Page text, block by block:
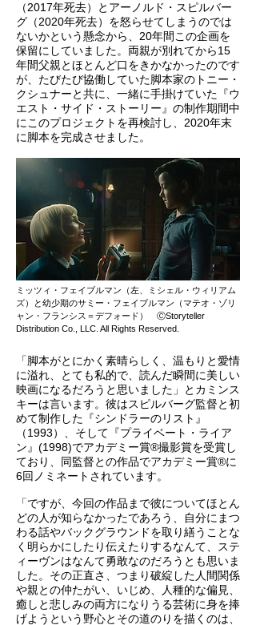
（2017年死去）とアーノルド・スピルバー
グ（2020年死去）を怒らせてしまうのでは
ないかという懸念から、20年間この企画を
保留にしていました。両親が別れてから15
年間父親とほとんど口をきかなかったのです
が、たびたび協働していた脚本家のトニー・
クシュナーと共に、一緒に手掛けていた『ウ
エスト・サイド・ストーリー』の制作期間中
にこのプロジェクトを再検討し、2020年末
に脚本を完成させました。
ミッツィ・フェイブルマン（左、ミシェル・ウィリアム
ズ）と幼少期のサミー・フェイブルマン（マテオ・ゾリ
ャン・フランシス＝デフォード） ⒸStoryteller
Distribution Co., LLC. All Rights Reserved.
「脚本がとにかく素晴らしく、温もりと愛情
に溢れ、とても私的で、読んだ瞬間に美しい
映画になるだろうと思いました」とカミンス
キーは言います。彼はスピルバーグ監督と初
めて制作した『シンドラーのリスト』
（1993）、そして『プライベート・ライア
ン』(1998)でアカデミー賞®撮影賞を受賞し
ており、同監督との作品でアカデミー賞®に
6回ノミネートされています。
「ですが、今回の作品まで彼についてほとん
どの人が知らなかったであろう、自分にまつ
わる話やバックグラウンドを取り繕うことな
く明らかにしたり伝えたりするなんて、ステ
ィーヴンはなんて勇敢なのだろうとも思いま
した。その正直さ、つまり破綻した人間関係
や親との仲たがい、いじめ、人種的な偏見、
癒しと悲しみの両方になりうる芸術に身を捧
げようという野心とその道のりを描くのは、